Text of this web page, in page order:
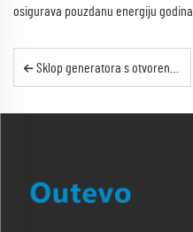
osigurava pouzdanu energiju
Sklop generatora s otvorenim okvirom zahtijeva redovitu provjeru dijelova kako bi se osigurala pouzdana radnja.